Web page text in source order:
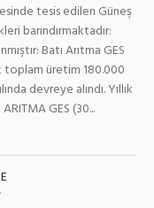
tesis edilen Güneş
barındırmaktadır:
Batı Arıtma GES
toplam üretim 180.000
devreye alındı. Yıllık
GES (30...